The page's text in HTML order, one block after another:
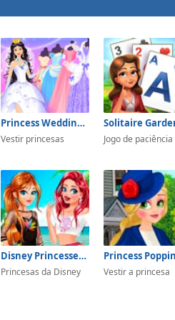
Princess Wedding Dress Up Game
Vestir princesas
Solitaire
Jogo de paciência
Disney Princesses Love Profile
Princesas da Disney
Princess
Vestir a princesa